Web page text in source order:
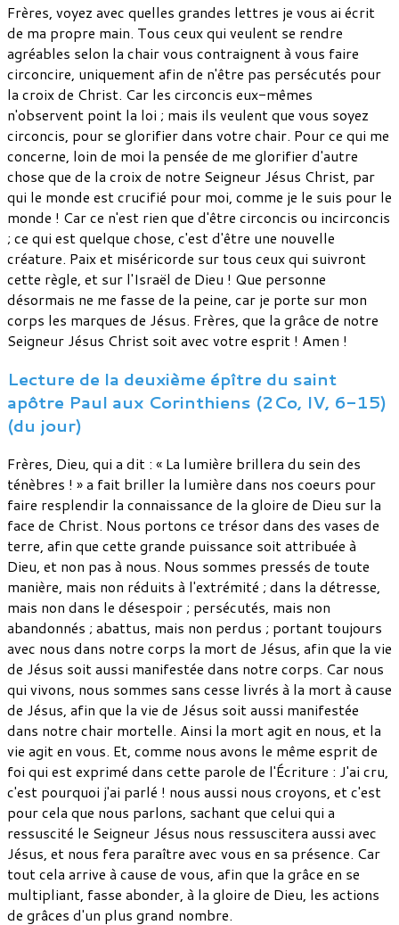
Frères, voyez avec quelles grandes lettres je vous ai écrit
de ma propre main. Tous ceux qui veulent se rendre
agréables selon la chair vous contraignent à vous faire
circoncire, uniquement afin de n'être pas persécutés pour
la croix de Christ. Car les circoncis eux-mêmes
n'observent point la loi ; mais ils veulent que vous soyez
circoncis, pour se glorifier dans votre chair. Pour ce qui me
concerne, loin de moi la pensée de me glorifier d'autre
chose que de la croix de notre Seigneur Jésus Christ, par
qui le monde est crucifié pour moi, comme je le suis pour le
monde ! Car ce n'est rien que d'être circoncis ou incirconcis
; ce qui est quelque chose, c'est d'être une nouvelle
créature. Paix et miséricorde sur tous ceux qui suivront
cette règle, et sur l'Israël de Dieu ! Que personne
désormais ne me fasse de la peine, car je porte sur mon
corps les marques de Jésus. Frères, que la grâce de notre
Seigneur Jésus Christ soit avec votre esprit ! Amen !
Lecture de la deuxième épître du saint
apôtre Paul aux Corinthiens (2Co, IV, 6-15)
(du jour)
Frères, Dieu, qui a dit : « La lumière brillera du sein des
ténèbres ! » a fait briller la lumière dans nos coeurs pour
faire resplendir la connaissance de la gloire de Dieu sur la
face de Christ. Nous portons ce trésor dans des vases de
terre, afin que cette grande puissance soit attribuée à
Dieu, et non pas à nous. Nous sommes pressés de toute
manière, mais non réduits à l'extrémité ; dans la détresse,
mais non dans le désespoir ; persécutés, mais non
abandonnés ; abattus, mais non perdus ; portant toujours
avec nous dans notre corps la mort de Jésus, afin que la vie
de Jésus soit aussi manifestée dans notre corps. Car nous
qui vivons, nous sommes sans cesse livrés à la mort à cause
de Jésus, afin que la vie de Jésus soit aussi manifestée
dans notre chair mortelle. Ainsi la mort agit en nous, et la
vie agit en vous. Et, comme nous avons le même esprit de
foi qui est exprimé dans cette parole de l'Écriture : J'ai cru,
c'est pourquoi j'ai parlé ! nous aussi nous croyons, et c'est
pour cela que nous parlons, sachant que celui qui a
ressuscité le Seigneur Jésus nous ressuscitera aussi avec
Jésus, et nous fera paraître avec vous en sa présence. Car
tout cela arrive à cause de vous, afin que la grâce en se
multipliant, fasse abonder, à la gloire de Dieu, les actions
de grâces d'un plus grand nombre.